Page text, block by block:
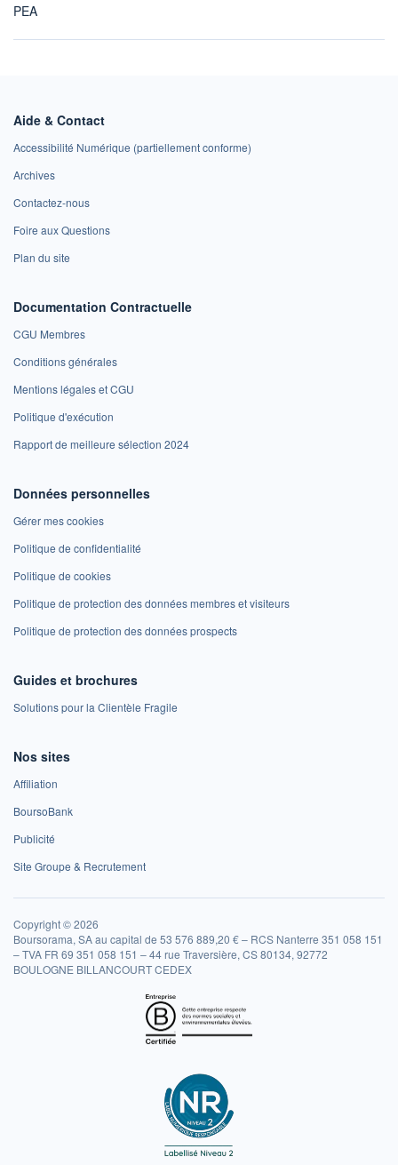
PEA
Aide & Contact
Accessibilité Numérique (partiellement conforme)
Archives
Contactez-nous
Foire aux Questions
Plan du site
Documentation Contractuelle
CGU Membres
Conditions générales
Mentions légales et CGU
Politique d'exécution
Rapport de meilleure sélection 2024
Données personnelles
Gérer mes cookies
Politique de confidentialité
Politique de cookies
Politique de protection des données membres et visiteurs
Politique de protection des données prospects
Guides et brochures
Solutions pour la Clientèle Fragile
Nos sites
Affiliation
BoursoBank
Publicité
Site Groupe & Recrutement
Copyright © 2026
Boursorama, SA au capital de 53 576 889,20 € – RCS Nanterre 351 058 151
– TVA FR 69 351 058 151 – 44 rue Traversière, CS 80134, 92772
BOULOGNE BILLANCOURT CEDEX